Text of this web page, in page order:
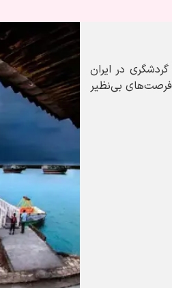
در ایران
فرصت‌های بی‌نظیر